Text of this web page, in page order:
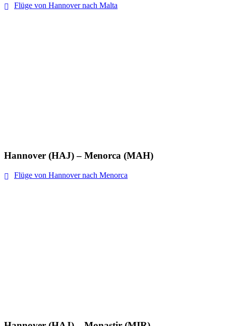
Flüge von Hannover nach Malta
Hannover (HAJ) – Menorca (MAH)
Flüge von Hannover nach Menorca